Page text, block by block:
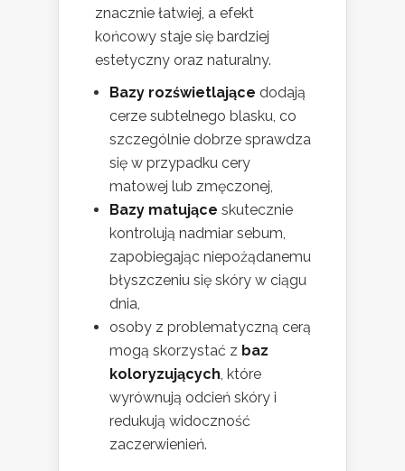
znacznie łatwiej, a efekt
końcowy staje się bardziej
estetyczny oraz naturalny.
Bazy rozświetlające dodają
cerze subtelnego blasku, co
szczególnie dobrze sprawdza
się w przypadku cery
matowej lub zmęczonej,
Bazy matujące skutecznie
kontrolują nadmiar sebum,
zapobiegając niepożądanemu
błyszczeniu się skóry w ciągu
dnia,
osoby z problematyczną cerą
mogą skorzystać z baz
koloryzujących, które
wyrównują odcień skóry i
redukują widoczność
zaczerwienień.